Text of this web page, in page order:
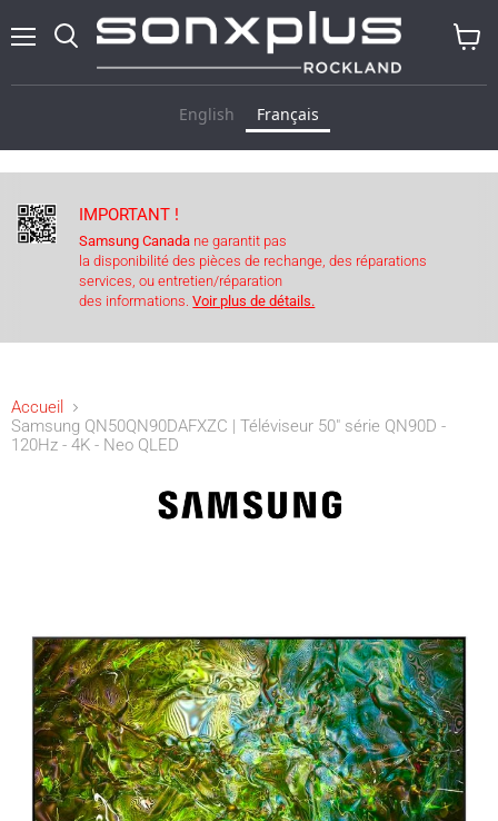
English Français
IMPORTANT !
Samsung Canada ne garantit pas
la disponibilité des pièces de rechange, des réparations
services, ou entretien/réparation
des informations.Voir plus de détails.
Accueil
Samsung QN50QN90DAFXZC | Téléviseur 50" série QN90D -
120Hz - 4K - Neo QLED